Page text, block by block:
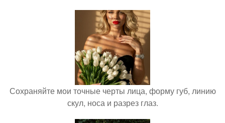
Сохраняйте мои точные черты лица, форму губ, линию
скул, носа и разрез глаз.